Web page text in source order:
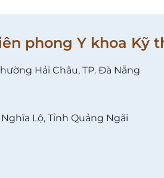
phong Y khoa Kỹ
Hải Châu, TP. Đà Nẵng
Lộ, Tỉnh Quảng Ngãi